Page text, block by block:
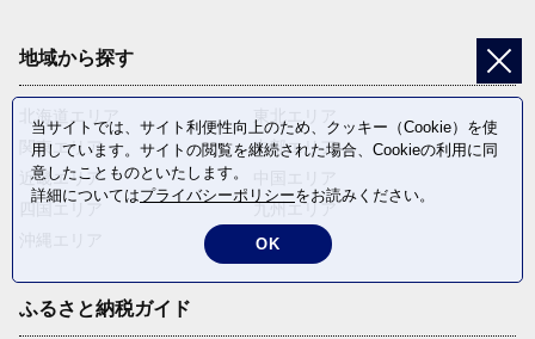
地域から探す
北海道エリア
関東エリア
近畿エリア
四国エリア
東北エリア
中部エリア
九州エリア
ふるさと納税ガイド
当サイトでは、サイト利便性向上のため、クッキー（Cookie）を使
用しています。サイトの閲覧を継続された場合、Cookieの利用に同
意したことものといたします。
詳細についてはプライバシーポリシーをお読みください。
OK